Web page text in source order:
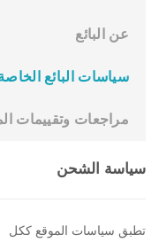
عن البائع
سياسات البائع
مراجعات وتقييمات
سياسة الشحن
تطبق سياسات الموقع ككل